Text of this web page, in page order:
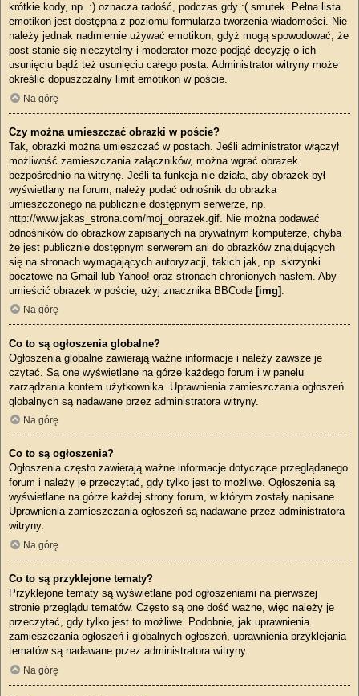
krótkie kody, np. :) oznacza radość, podczas gdy :( smutek. Pełna lista
emotikon jest dostępna z poziomu formularza tworzenia wiadomości. Nie
należy jednak nadmiernie używać emotikon, gdyż mogą spowodować, że
post stanie się nieczytelny i moderator może podjąć decyzję o ich
usunięciu bądź też usunięciu całego posta. Administrator witryny może
określić dopuszczalny limit emotikon w poście.
Na górę
Czy można umieszczać obrazki w poście?
Tak, obrazki można umieszczać w postach. Jeśli administrator włączył
możliwość zamieszczania załączników, można wgrać obrazek
bezpośrednio na witrynę. Jeśli ta funkcja nie działa, aby obrazek był
wyświetlany na forum, należy podać odnośnik do obrazka
umieszczonego na publicznie dostępnym serwerze, np.
http://www.jakas_strona.com/moj_obrazek.gif. Nie można podawać
odnośników do obrazków zapisanych na prywatnym komputerze, chyba
że jest publicznie dostępnym serwerem ani do obrazków znajdujących
się na stronach wymagających autoryzacji, takich jak, np. skrzynki
pocztowe na Gmail lub Yahoo! oraz stronach chronionych hasłem. Aby
umieścić obrazek w poście, użyj znacznika BBCode [img]
Na górę
Co to są ogłoszenia globalne?
Ogłoszenia globalne zawierają ważne informacje i należy zawsze je
czytać. Są one wyświetlane na górze każdego forum i w panelu
zarządzania kontem użytkownika. Uprawnienia zamieszczania ogłoszeń
globalnych są nadawane przez administratora witryny.
Na górę
Co to są ogłoszenia?
Ogłoszenia często zawierają ważne informacje dotyczące przeglądanego
forum i należy je przeczytać, gdy tylko jest to możliwe. Ogłoszenia są
wyświetlane na górze każdej strony forum, w którym zostały napisane.
Uprawnienia zamieszczania ogłoszeń są nadawane przez administratora
witryny.
Na górę
Co to są przyklejone tematy?
Przyklejone tematy są wyświetlane pod ogłoszeniami na pierwszej
stronie przeglądu tematów. Często są one dość ważne, więc należy je
przeczytać, gdy tylko jest to możliwe. Podobnie, jak uprawnienia
zamieszczania ogłoszeń i globalnych ogłoszeń, uprawnienia przyklejania
tematów są nadawane przez administratora witryny.
Na górę